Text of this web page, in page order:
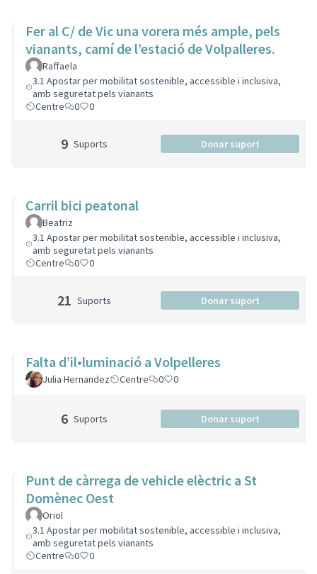
Fer al C/ de Vic una vorera més ample, pels
vianants, camí de l’estació de Volpalleres.
Raffaela
3.1 Apostar per mobilitat sostenible, accessible i inclusiva,
amb seguretat pels vianants
Centre
0 0
9 Suports Donar suport
Carril bici peatonal
Beatriz
3.1 Apostar per mobilitat sostenible, accessible i inclusiva,
amb seguretat pels vianants
Centre
0 0
21 Suports Donar suport
Falta d’il•luminació a Volpelleres
Julia Hernandez Centre 0 0
6 Suports Donar suport
Punt de càrrega de vehicle elèctric a St
Domènec Oest
Oriol
3.1 Apostar per mobilitat sostenible, accessible i inclusiva,
amb seguretat pels vianants
Centre
0 0